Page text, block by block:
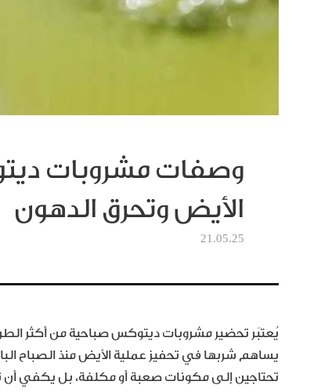
وصفات مشروبات
الأيض وتحرق الدهون
21.05.25
يُعتبَر تحضير مشروبات ديتوكس صباحية من أكثر
يساهم شربها في تحفيز عملية الأيض منذ الصباح
تحتاجين إلى مكونات صعبة أو مكلفة، بل يكفي أن